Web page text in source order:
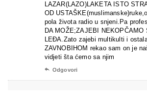
LAZAR(LAZO)LAKETA ISTO
OD
pola života radio u snjeni.Pa
DA MOŽE;ZAJEBI NEKOPČAMO
LEĐA.Zato zajebi multikulti i
ZAVNOBIHOM rekao sam on je
vidjeti šta ćemo sa njim
 Odgovori